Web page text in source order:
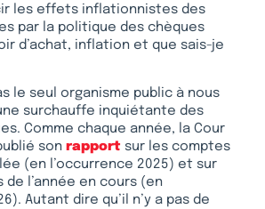
les effets inflationnistes des
par la politique des chèques
d’achat, inflation et que sais-je
le seul organisme public à nous
surchauffe inquiétante des
Comme chaque année, la Cour
son rapport sur les comptes
(en l’occurrence 2025) et sur
de l’année en cours (en
Autant dire qu’il n’y a pas de